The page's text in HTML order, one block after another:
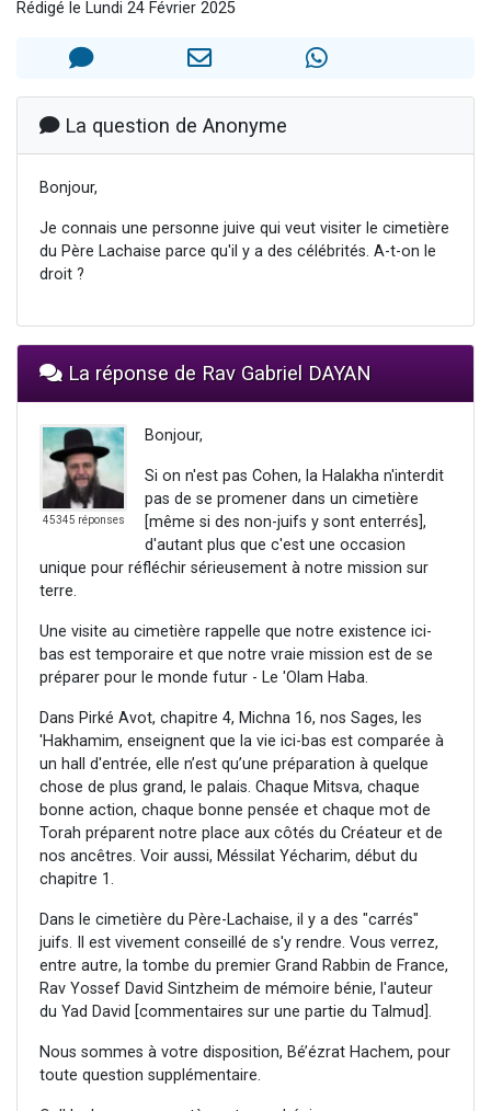
Il reste 49 places pour étudier en groupe sur Zoom
12 nouvelles musiques dans Torah-Box Music
2 personnes viennent de nous rejoindre sur WhatsApp
Rédigé le Lundi 24 Février 2025
La question de Anonyme
Bonjour,
Je connais une personne juive qui veut visiter le cimetière
du Père Lachaise parce qu'il y a des célébrités. A-t-on le
droit ?
La réponse de Rav Gabriel DAYAN
45345 réponses
Bonjour,
Si on n'est pas Cohen, la Halakha n'interdit
pas de se promener dans un cimetière
[même si des non-juifs y sont enterrés],
d'autant plus que c'est une occasion
unique pour réfléchir sérieusement à notre mission sur
terre.
Une visite au cimetière rappelle que notre existence ici-
bas est temporaire et que notre vraie mission est de se
préparer pour le monde futur - Le 'Olam Haba.
Dans Pirké Avot, chapitre 4, Michna 16, nos Sages, les
'Hakhamim, enseignent que la vie ici-bas est comparée à
un hall d'entrée, elle n’est qu’une préparation à quelque
chose de plus grand, le palais. Chaque Mitsva, chaque
bonne action, chaque bonne pensée et chaque mot de
Torah préparent notre place aux côtés du Créateur et de
nos ancêtres. Voir aussi, Méssilat Yécharim, début du
chapitre 1.
Dans le cimetière du Père-Lachaise, il y a des "carrés"
juifs. Il est vivement conseillé de s'y rendre. Vous verrez,
entre autre, la tombe du premier Grand Rabbin de France,
Rav Yossef David Sintzheim de mémoire bénie, l'auteur
du Yad David [commentaires sur une partie du Talmud].
Nous sommes à votre disposition, Bé’ézrat Hachem, pour
toute question supplémentaire.